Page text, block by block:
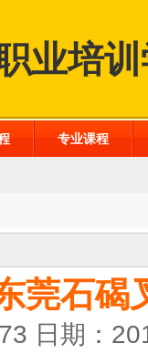
业培
专业课程
莞石碣
日期：